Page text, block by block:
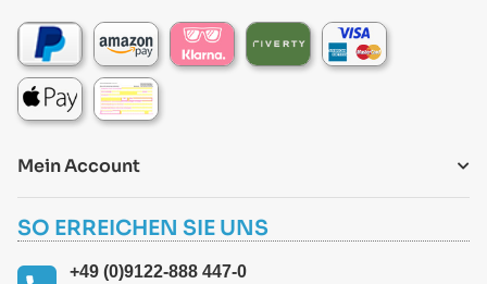
Mein Account
SO ERREICHEN SIE UNS
+49 (0)9122-888 447-0